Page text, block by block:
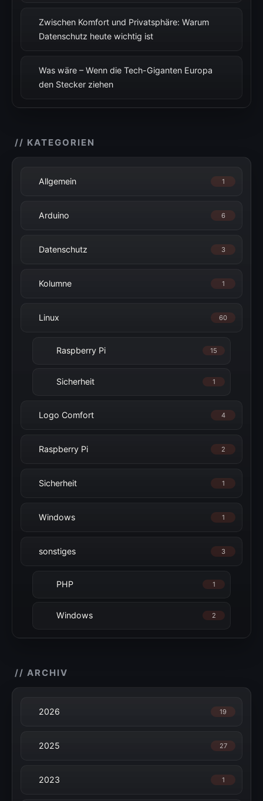
Zwischen Komfort und Privatsphäre: Warum
Datenschutz heute wichtig ist
Was wäre – Wenn die Tech-Giganten Europa
den Stecker ziehen
// KATEGORIEN
Allgemein 1
Arduino 6
Datenschutz 3
Kolumne 1
Linux 60
Raspberry Pi 15
Sicherheit 1
Logo Comfort 4
Raspberry Pi 2
Sicherheit 1
Windows 1
sonstiges 3
PHP 1
Windows 2
// ARCHIV
2026 19
2025 27
2023 1